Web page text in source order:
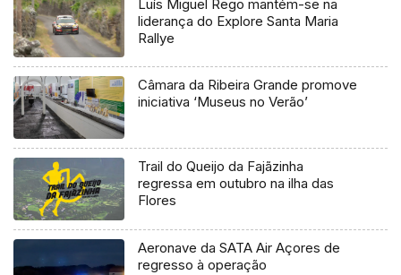
Luís Miguel Rego mantém-se na
liderança do Explore Santa Maria
Rallye
Câmara da Ribeira Grande promove
iniciativa ‘Museus no Verão’
Trail do Queijo da Fajãzinha
regressa em outubro na ilha das
Flores
Aeronave da SATA Air Açores de
regresso à operação